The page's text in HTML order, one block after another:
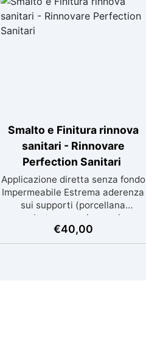
Smalto e Finitura rinnova
sanitari - Rinnovare
Perfection Sanitari
Applicazione diretta senza fondo
Impermeabile Estrema aderenza
sui supporti (porcellana
smaltata, ceramica, resine
acriliche, acciaio smaltato) Alto
potere coprente: copertura
€40,00